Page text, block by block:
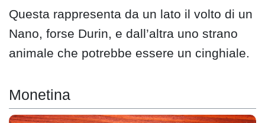
Questa rappresenta da un lato il volto di un
Nano, forse Durin, e dall’altra uno strano
animale che potrebbe essere un cinghiale.
Monetina